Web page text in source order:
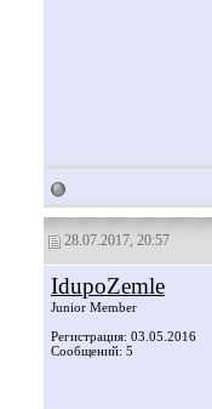
28.07.2017, 20:57
IdupoZemle
Junior Member
Регистрация: 03.05.2016
Сообщений: 5